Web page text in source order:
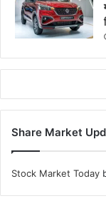
Share Market
Stock Market Today